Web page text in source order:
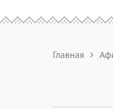
Главная